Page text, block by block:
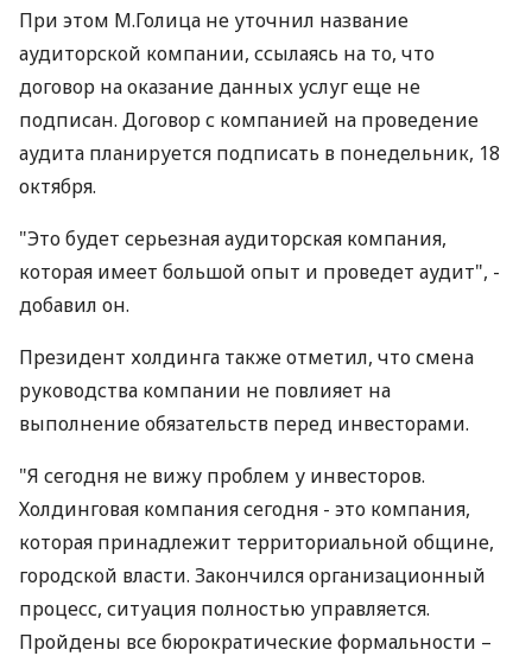
При этом М.Голица не уточнил название
аудиторской компании, ссылаясь на то, что
договор на оказание данных услуг еще не
подписан. Договор с компанией на проведение
аудита планируется подписать в понедельник, 18
октября.
"Это будет серьезная аудиторская компания,
которая имеет большой опыт и проведет аудит", -
добавил он.
Президент холдинга также отметил, что смена
руководства компании не повлияет на
выполнение обязательств перед инвесторами.
"Я сегодня не вижу проблем у инвесторов.
Холдинговая компания сегодня - это компания,
которая принадлежит территориальной общине,
городской власти. Закончился организационный
процесс, ситуация полностью управляется.
Пройдены все бюрократические формальности –